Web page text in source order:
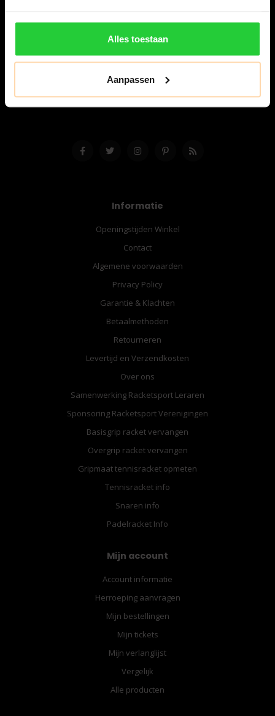
Alles toestaan
Aanpassen
8224 AA Lelystad
06-57276080
info@bespanracket.nl
Informatie
Openingstijden Winkel
Contact
Algemene voorwaarden
Privacy Policy
Garantie & Klachten
Betaalmethoden
Retourneren
Levertijd en Verzendkosten
Over ons
Samenwerking Racketsport Leraren
Sponsoring Racketsport Verenigingen
Basisgrip racket vervangen
Overgrip racket vervangen
Gripmaat tennisracket opmeten
Tennisracket info
Snaren info
Padelracket Info
Mijn account
Account informatie
Herroeping aanvragen
Mijn bestellingen
Mijn tickets
Mijn verlanglijst
Vergelijk
Alle producten